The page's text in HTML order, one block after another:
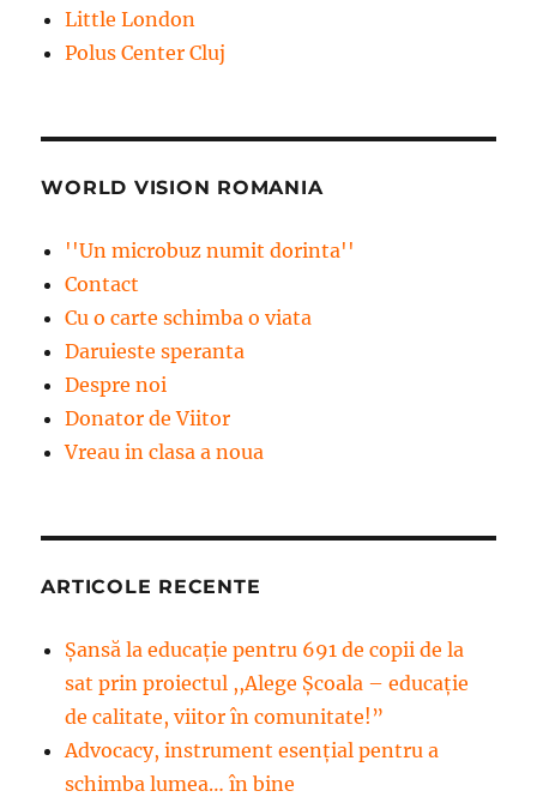
Little London
Polus Center Cluj
WORLD VISION ROMANIA
''Un microbuz numit dorinta''
Contact
Cu o carte schimba o viata
Daruieste speranta
Despre noi
Donator de Viitor
Vreau in clasa a noua
ARTICOLE RECENTE
Șansă la educație pentru 691 de copii de la
sat prin proiectul ,,Alege Școala – educație
de calitate, viitor în comunitate!”
Advocacy, instrument esenţial pentru a
schimba lumea… în bine